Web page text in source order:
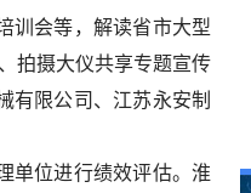
训会等，解读省市大型
拍摄大仪共享专题宣传
有限公司、江苏永安制
单位进行绩效评估。淮